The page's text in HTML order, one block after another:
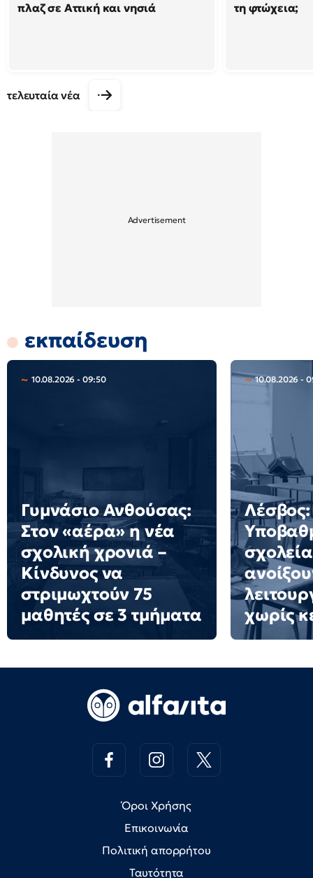
πλαζ σε Αττική και νησιά
τη φτώχεια;
τελευταία νέα
εκπαίδευση
10.08.2026 - 09:50
Γυμνάσιο Ανθούσας:
Στον «αέρα» η νέα
σχολική χρονιά –
Κίνδυνος να
στριμωχτούν 75
μαθητές σε 3 τμήματα
10.08.2026 -
Λέσβος:
χωρίς
Όροι Χρήσης
Επικοινωνία
Πολιτική απορρήτου
Ταυτότητα